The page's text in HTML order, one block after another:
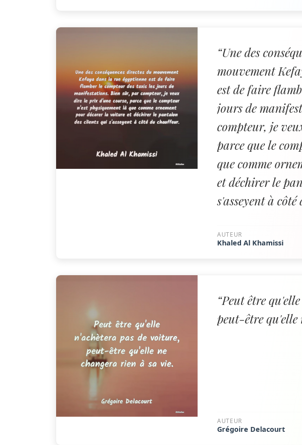
“Une des
mouvement
est de faire
jours de
compteur, je
parce que le
que comme
et déchirer le
s'asseyent à
AUTEUR
Khaled Al Khamissi
“Peut être
peut-être qu'elle
AUTEUR
Grégoire Delacourt